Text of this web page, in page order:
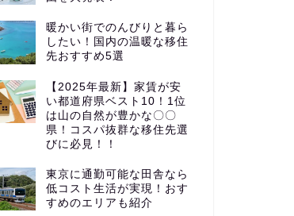
暖かい街でのんびりと暮ら
したい！国内の温暖な移住
先おすすめ5選
【2025年最新】家賃が安
い都道府県ベスト10！1位
は山の自然が豊かな〇〇
県！コスパ抜群な移住先選
びに必見！！
東京に通勤可能な田舎なら
低コスト生活が実現！おす
すめのエリアも紹介